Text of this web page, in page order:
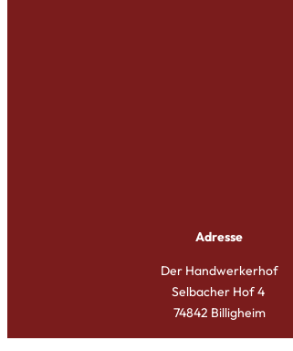
Adresse
Der Handwerkerhof
Selbacher Hof 4
74842 Billigheim